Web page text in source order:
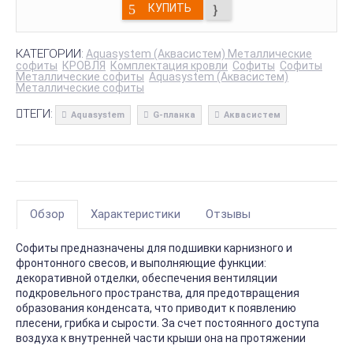
КУПИТЬ
КАТЕГОРИИ: Aquasystem (Аквасистем) Металлические
софиты КРОВЛЯ Комплектация кровли Софиты Софиты
Металлические софиты Aquasystem (Аквасистем)
Металлические софиты
ТЕГИ: Aquasystem G-планка Аквасистем
Обзор Характеристики Отзывы
Софиты предназначены для подшивки карнизного и
фронтонного свесов, и выполняющие функции:
декоративной отделки, обеспечения вентиляции
подкровельного пространства, для предотвращения
образования конденсата, что приводит к появлению
плесени, грибка и сырости. За счет постоянного доступа
воздуха к внутренней части крыши она на протяжении